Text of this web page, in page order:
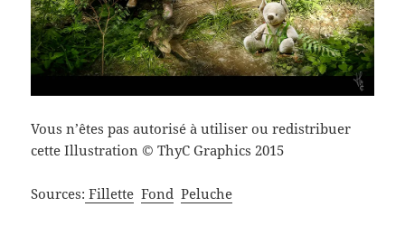
Vous n’êtes pas autorisé à utiliser ou redistribuer
cette Illustration © ThyC Graphics 2015
Sources: Fillette Fond Peluche